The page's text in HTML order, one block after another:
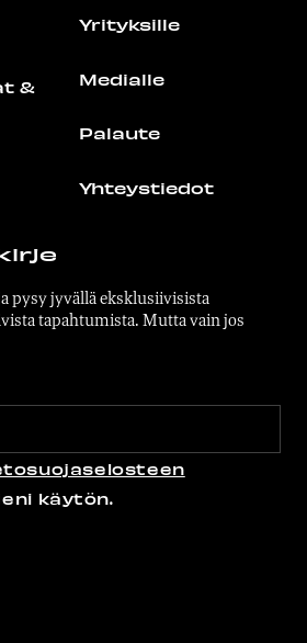
&
Yrityksille
Medialle
Palaute
Yhteystiedot
pysy jyvällä eksklusiivisista
tapahtumista. Mutta vain jos
käytön.